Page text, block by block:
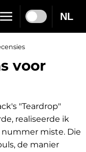
NL
voor
"Teardrop"
realiseerde ik
miste. Die
de manier